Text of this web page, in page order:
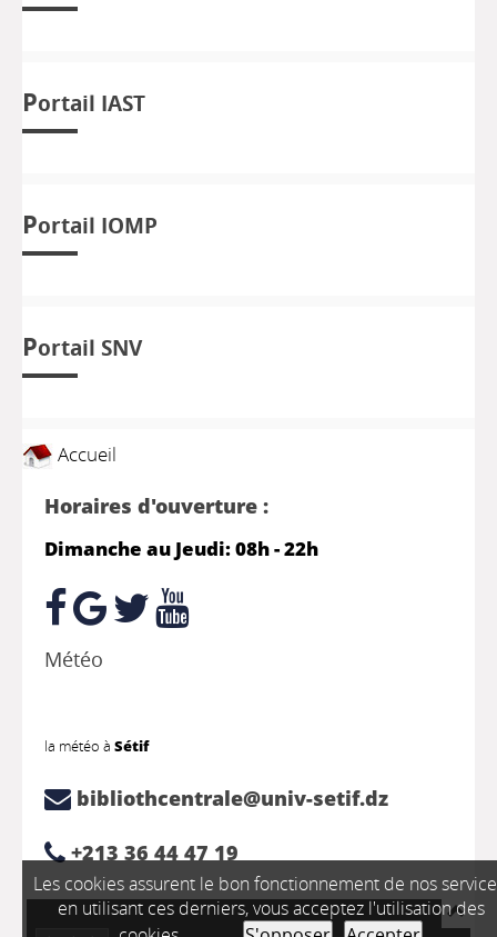
Portail IAST
Portail IOMP
Portail SNV
Accueil
Horaires d'ouverture :
Dimanche au Jeudi: 08h - 22h
Météo
la météo à Sétif
bibliothcentrale@univ-setif.dz
+213 36 44 47 19
Les cookies assurent le bon fonctionnement de nos
en utilisant ces derniers, vous acceptez l'utilisation des